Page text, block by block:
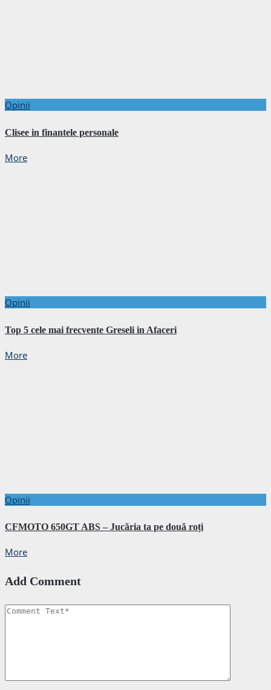
Opinii
Clisee in finantele personale
More
Opinii
Top 5 cele mai frecvente Greseli in Afaceri
More
Opinii
CFMOTO 650GT ABS – Jucăria ta pe două roți
More
Add Comment